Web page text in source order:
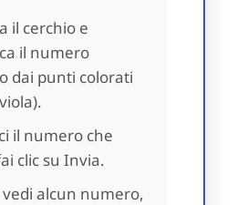
il cerchio e
il numero
dai punti colorati
il numero che
clic su Invia.
vedi alcun numero,